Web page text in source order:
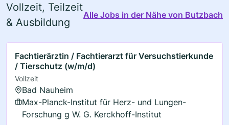
Vollzeit, Teilzeit
& Ausbildung
Alle Jobs in der Nähe von Butzbach
Fachtierärztin / Fachtierarzt für Versuchstierkunde
/ Tierschutz (w/m/d)
Vollzeit
Bad Nauheim
Max-Planck-Institut für Herz- und Lungen-
Forschung g W. G. Kerckhoff-Institut